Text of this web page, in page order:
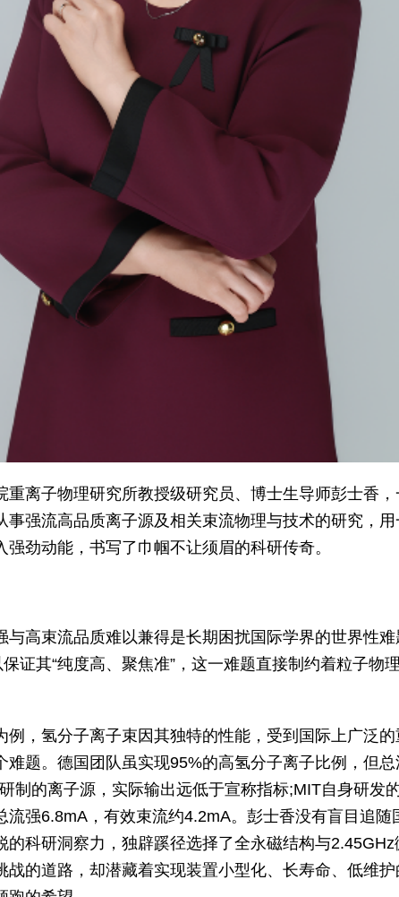
重离子物理研究所教授级研究员、博士生导师彭士香，
强流高品质离子源‌及相关束流物理与技术的研究，用
劲动能，书写了巾帼不让须眉的科研传奇。
高束流品质难以兼得是长期困扰国际学界的世界性难
证其“纯度高、聚焦准”，这一难题直接制约着粒子物
例，氢分子离子束因其独特的性能，受到国际上广泛
题。德国团队虽实现95%的高氢分子离子比例，但总
制的离子源，实际输出远低于宣称指标;MIT自身研发
流强6.8mA，有效束流约4.2mA。彭士香没有盲目追随
的科研洞察力，独辟蹊径选择了全永磁结构与
战的道路，却潜藏着实现装置小型化、长寿命、低维